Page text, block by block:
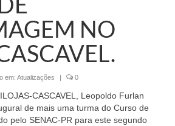
NO
em: Atualizações | 0
CASCAVEL, Leopoldo Furlan
de mais uma turma do Curso de
pelo SENAC-PR para este segundo